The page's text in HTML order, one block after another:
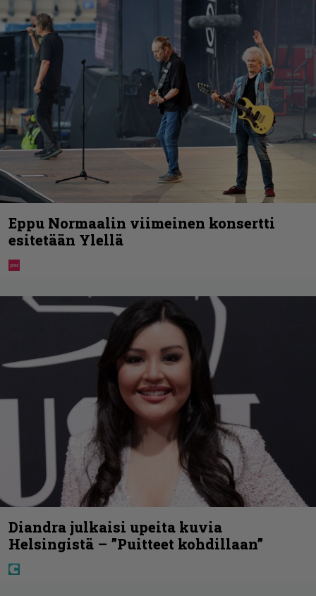
Eppu Normaalin viimeinen konsertti
esitetään Ylellä
Diandra julkaisi upeita kuvia
Helsingistä – ”Puitteet kohdillaan”